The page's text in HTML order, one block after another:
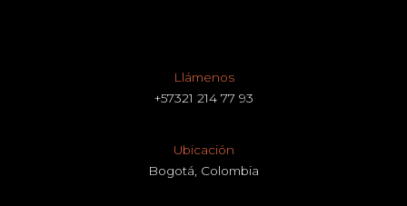
Llámenos
+57321 214 77 93
Ubicación
Bogotá, Colombia